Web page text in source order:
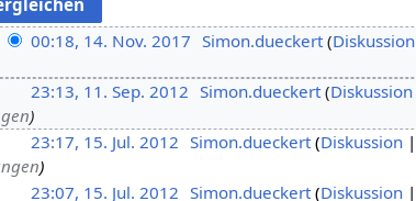
00:18, 14. Nov. 2017 Simon.dueckert Diskussion
23:13, 11. Sep. 2012 Simon.dueckert Diskussion
23:17, 15. Jul. 2012 Simon.dueckert Diskussion
23:07, 15. Jul. 2012 Simon.dueckert Diskussion